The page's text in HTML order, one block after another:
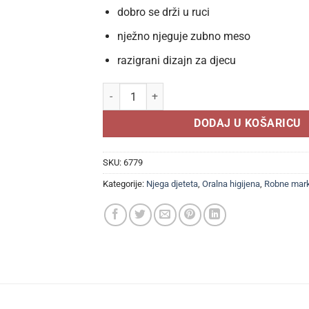
dobro se drži u ruci
nježno njeguje zubno meso
razigrani dizajn za djecu
Oral-B Dječija četkica za zube 3-5 godina
DODAJ U KOŠARICU
SKU: 6779
Kategorije: Njega djeteta, Oralna higijena, Robne